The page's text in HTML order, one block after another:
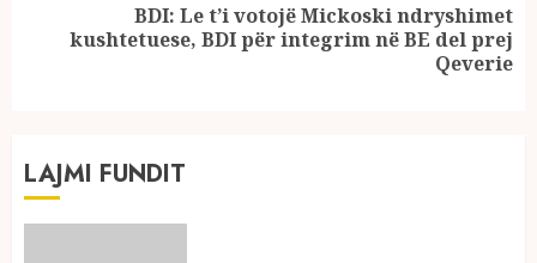
Next
BDI: Le t’i votojë Mickoski ndryshimet
kushtetuese, BDI për integrim në BE del prej
Qeverie
LAJMI FUNDIT